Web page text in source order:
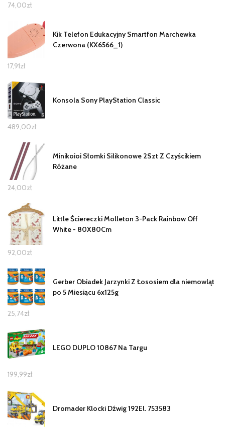
74,00zł
Kik Telefon Edukacyjny Smartfon Marchewka
Czerwona (KX6566_1)
17,91zł
Konsola Sony PlayStation Classic
489,00zł
Minikoioi Słomki Silikonowe 2Szt Z Czyścikiem
Różane
24,00zł
Little Ściereczki Molleton 3-Pack Rainbow Off
White - 80X80Cm
92,00zł
Gerber Obiadek Jarzynki Z Łososiem dla niemowląt
po 5 Miesiącu 6x125g
25,74zł
LEGO DUPLO 10867 Na Targu
199,99zł
Dromader Klocki Dźwig 192El. 753583